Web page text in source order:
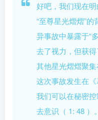
好吧，我们现在
“至尊星光熠熠”
异事故中暴露于“
去了视力，但获
其他星光熠熠聚集
这次事故发生在
我们可以在秘密
去意识（ 1: 48 ）